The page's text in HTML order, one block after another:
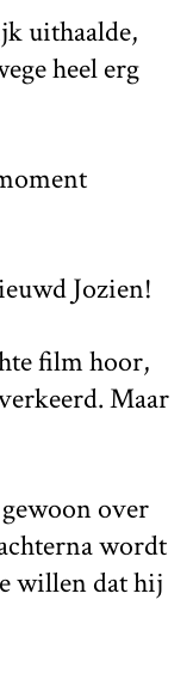
uithaalde,
heel erg
Jozien!
film hoor,
Maar
over
wordt
willen dat hij